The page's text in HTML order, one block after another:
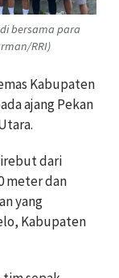
bersama para
RRI)
Kabupaten
ajang Pekan
dari
meter dan
yang
Kabupaten